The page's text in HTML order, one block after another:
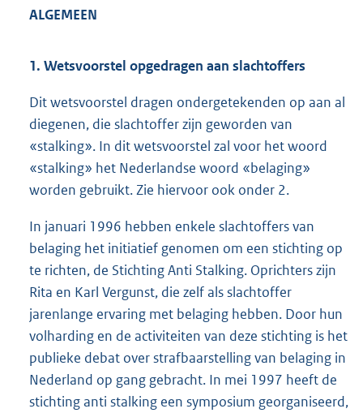
ALGEMEEN
1. Wetsvoorstel opgedragen aan slachtoffers
Dit wetsvoorstel dragen ondergetekenden op aan al
diegenen, die slachtoffer zijn geworden van
«stalking». In dit wetsvoorstel zal voor het woord
«stalking» het Nederlandse woord «belaging»
worden gebruikt. Zie hiervoor ook onder 2.
In januari 1996 hebben enkele slachtoffers van
belaging het initiatief genomen om een stichting op
te richten, de Stichting Anti Stalking. Oprichters zijn
Rita en Karl Vergunst, die zelf als slachtoffer
jarenlange ervaring met belaging hebben. Door hun
volharding en de activiteiten van deze stichting is het
publieke debat over strafbaarstelling van belaging in
Nederland op gang gebracht. In mei 1997 heeft de
stichting anti stalking een symposium georganiseerd,